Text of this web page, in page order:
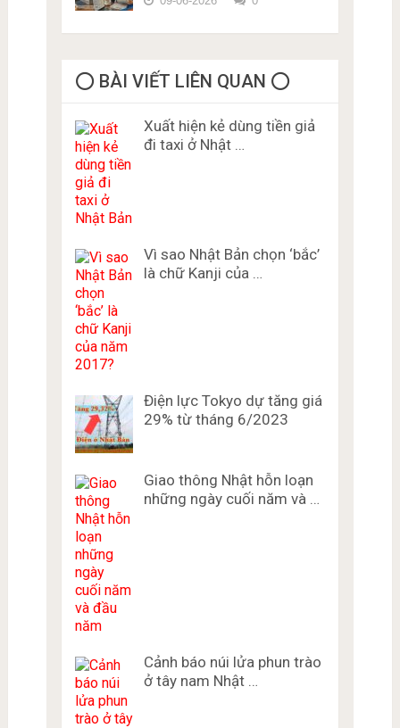
⭕️ BÀI VIẾT LIÊN QUAN ⭕️
Xuất hiện kẻ dùng tiền giả
đi taxi ở Nhật …
Vì sao Nhật Bản chọn ‘bắc’
là chữ Kanji của …
Điện lực Tokyo dự tăng giá
29% từ tháng 6/2023
Giao thông Nhật hỗn loạn
những ngày cuối năm và …
Cảnh báo núi lửa phun trào
ở tây nam Nhật …